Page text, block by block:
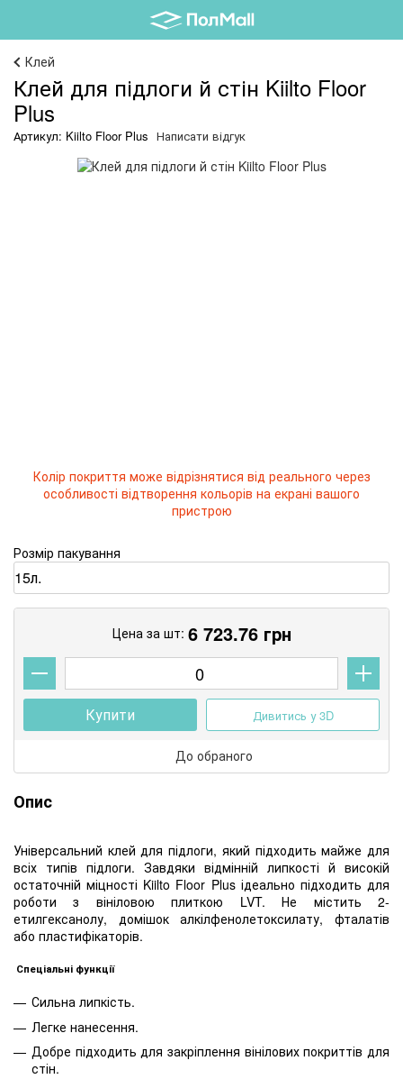
Клей
Клей для підлоги й стін Kiilto Floor
Plus
Артикул: Kiilto Floor Plus Написати відгук
Колір покриття може відрізнятися від реального через
особливості відтворення кольорів на екрані вашого
пристрою
Розмір пакування
Цена за шт: 6 723.76грн
Купити Дивитись у 3D
До обраного
Опис
Універсальний клей для підлоги, який підходить майже для
всіх типів підлоги. Завдяки відмінній липкості й високій
остаточній міцності Kiilto Floor Plus ідеально підходить для
роботи з вініловою плиткою LVT. Не містить 2-
етилгексанолу, домішок алкілфенолетоксилату, фталатів
або пластифікаторів.
Спеціальні функції
Сильна липкість.
Легке нанесення.
Добре підходить для закріплення вінілових покриттів для
стін.